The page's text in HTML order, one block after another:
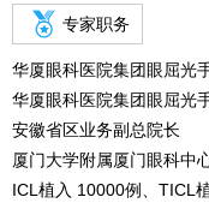
专家职务
华厦眼科医院集团眼屈光
华厦眼科医院集团眼屈光
安徽省区业务副总院长
厦门大学附属厦门眼科中
ICL植入 10000例、TICL